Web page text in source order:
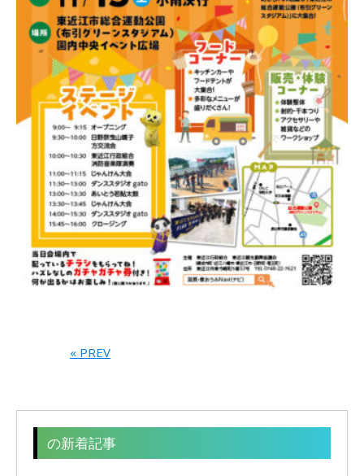
« PREV
の新着記事